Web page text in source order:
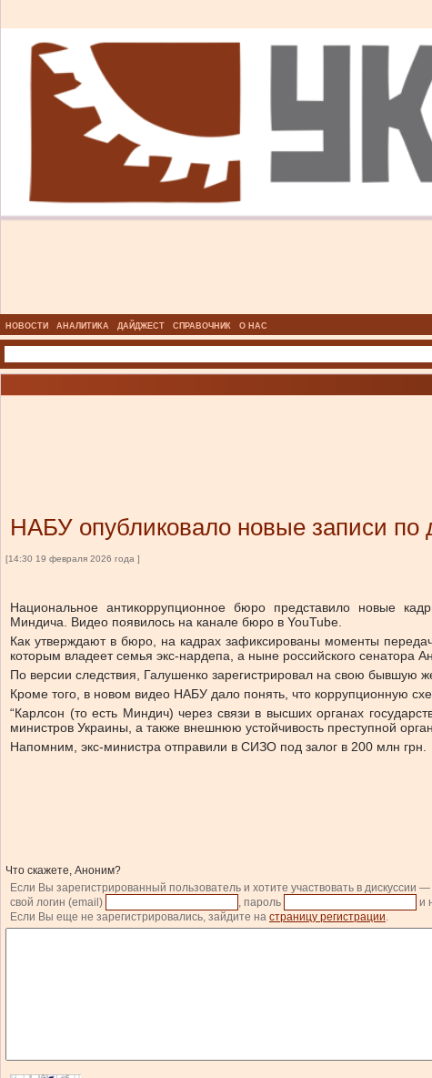
НОВОСТИ АНАЛИТИКА ДАЙДЖЕСТ СПРАВОЧНИК О НАС
НАБУ опубликовало новые записи по
[14:30 19 февраля 2026 года ]
Национальное антикоррупционное бюро представило новые
Миндича. Видео появилось на канале бюро в YouTube.
Как утверждают в бюро, на кадрах зафиксированы моменты
которым владеет семья экс-нардепа, а ныне российского сенатора
По версии следствия, Галушенко зарегистрировал на свою бывшую
Кроме того, в новом видео НАБУ дало понять, что коррупционную
“Карлсон (то есть Миндич) через связи в высших органах
министров Украины, а также внешнюю устойчивость преступной
Напомним, экс-министра отправили в СИЗО под залог в 200 млн грн.
Что скажете, Аноним?
Если Вы зарегистрированный пользователь и хотите участвовать в дискуссии —
свой логин (email)
, пароль и
Если Вы еще не зарегистрировались, зайдите на страницу регистрации.